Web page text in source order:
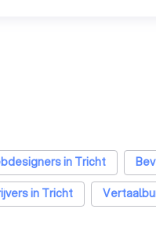
in Tricht
in Tricht